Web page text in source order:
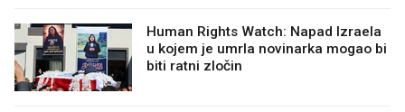
Human Rights Watch: Napad Izraela
u kojem je umrla novinarka mogao bi
biti ratni zločin